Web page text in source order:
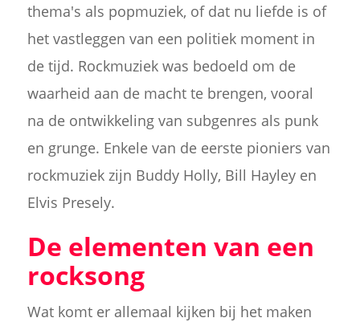
thema's als popmuziek, of dat nu liefde is of
het vastleggen van een politiek moment in
de tijd. Rockmuziek was bedoeld om de
waarheid aan de macht te brengen, vooral
na de ontwikkeling van subgenres als punk
en grunge. Enkele van de eerste pioniers van
rockmuziek zijn Buddy Holly, Bill Hayley en
Elvis Presely.
De elementen van een
rocksong
Wat komt er allemaal kijken bij het maken